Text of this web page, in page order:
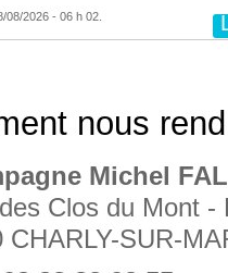
08/2026 - 06 h 02.
nous
Michel
Clos du Mont -
CHARLY-SUR-